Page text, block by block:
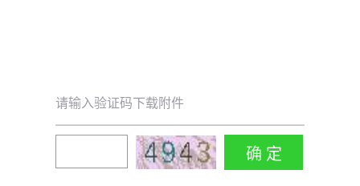
请输入验证码下载附件